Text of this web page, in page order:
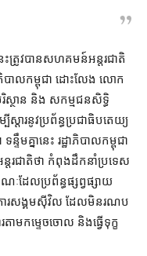
រូវ​បាន​សហគមន៍​អន្តរជាតិ​
ភិបាល​កម្ពុជា ដោះលែង លោក
ថាន និង សកម្មជន​សិទ្ធិ
ារ​នូវ​ប្រព័ន្ធ​ប្រជាធិបតេយ្យ
គ្នា​នេះ រដ្ឋាភិបាល​កម្ពុជា
តរជាតិ​ថា កំពុង​ដឹកនាំ​ប្រទេស​
ៈ​ដែល​ប្រព័ន្ធ​ផ្សព្វផ្សាយ​
ការ​សង្គម​ស៊ីវិល ដែល​មិន​រណប​
ម​កម្ទេច​ចោល និង​ធ្វើ​ទុក្ខ​